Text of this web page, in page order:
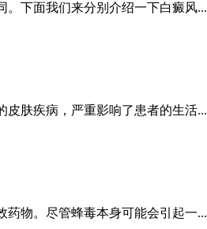
下面我们来分别介绍一下白癜风...
肤疾病，严重影响了患者的生活...
物。尽管蜂毒本身可能会引起一...